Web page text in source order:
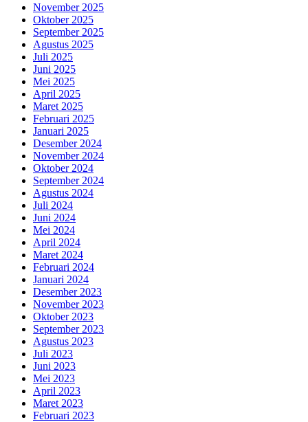
November 2025
Oktober 2025
September 2025
Agustus 2025
Juli 2025
Juni 2025
Mei 2025
April 2025
Maret 2025
Februari 2025
Januari 2025
Desember 2024
November 2024
Oktober 2024
September 2024
Agustus 2024
Juli 2024
Juni 2024
Mei 2024
April 2024
Maret 2024
Februari 2024
Januari 2024
Desember 2023
November 2023
Oktober 2023
September 2023
Agustus 2023
Juli 2023
Juni 2023
Mei 2023
April 2023
Maret 2023
Februari 2023